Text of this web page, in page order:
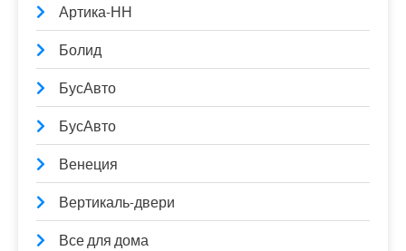
Артика-НН
Болид
БусАвто
БусАвто
Венеция
Вертикаль-двери
Все для дома